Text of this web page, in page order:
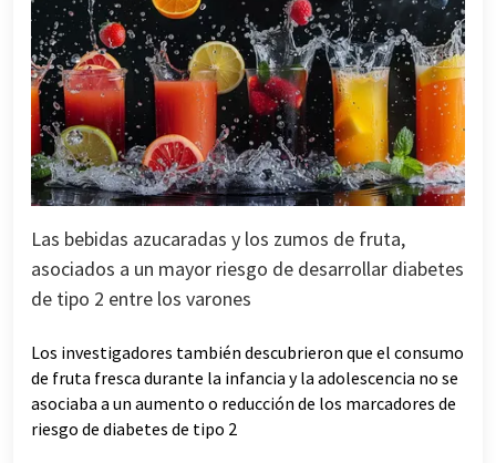
Las bebidas azucaradas y los zumos de fruta,
asociados a un mayor riesgo de desarrollar diabetes
de tipo 2 entre los varones
Los investigadores también descubrieron que el consumo
de fruta fresca durante la infancia y la adolescencia no se
asociaba a un aumento o reducción de los marcadores de
riesgo de diabetes de tipo 2